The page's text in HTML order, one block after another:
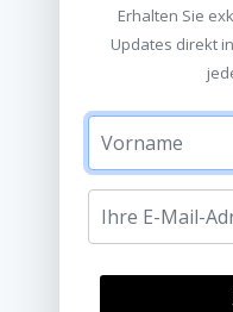
Erhalten Sie
Updates direkt